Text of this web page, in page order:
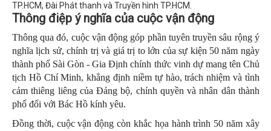
TP.HCM, Đài Phát thanh và Truyền hình TP.HCM.
Thông điệp ý nghĩa của cuộc vận động
Thông qua đó, cuộc vận động góp phần tuyên truyền sâu rộng ý
nghĩa lịch sử, chính trị và giá trị to lớn của sự kiện 50 năm ngày
thành phố Sài Gòn - Gia Định chính thức vinh dự mang tên Chủ
tịch Hồ Chí Minh, khẳng định niềm tự hào, trách nhiệm và tình
cảm thiêng liêng của Đảng bộ, chính quyền và nhân dân thành
phố đối với Bác Hồ kính yêu.
Đồng thời, cuộc vận động còn khắc họa hành trình 50 năm xây